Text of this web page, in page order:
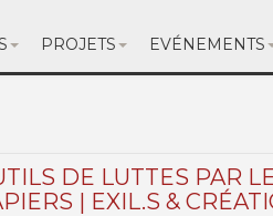
PROJETS EVÉNEMENTS
DE LUTTES PAR
| EXIL.S &